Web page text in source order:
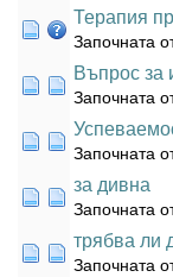
Терапия
Започната
Въпрос за
Започната
Започната
за дивна
Започната
трябва ли
Започната